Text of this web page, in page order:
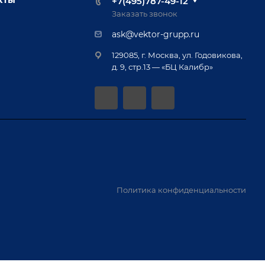
Заказать звонок
ask@vektor-grupp.ru
129085, г. Москва, ул. Годовикова,
д. 9, стр.13 — «БЦ Калибр»
Политика конфиденциальности